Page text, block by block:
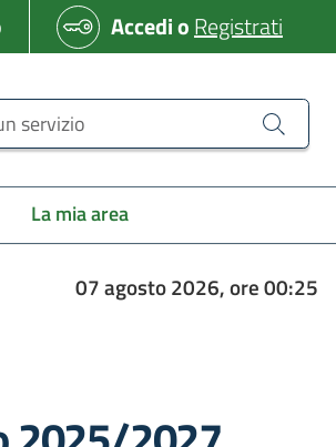
AccedioRegistrati
La mia area
07 agosto 2026, ore 00:25